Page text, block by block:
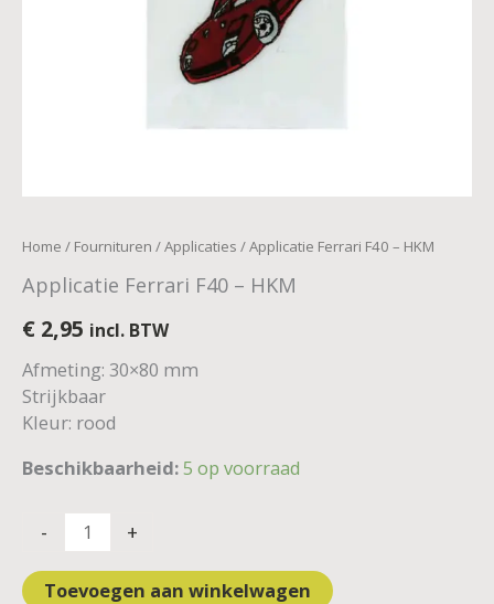
Home / Fournituren /Applicaties / Applicatie Ferrari F40 – HKM
Applicatie Ferrari F40 – HKM
€ 2,95 incl. BTW
Afmeting: 30×80 mm
Strijkbaar
Kleur: rood
Beschikbaarheid:5 op voorraad
- +
Toevoegen aan winkelwagen